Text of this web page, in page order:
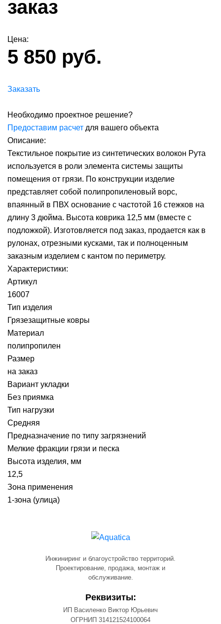
заказ
Цена:
5 850 руб.
Заказать
Необходимо проектное решение?
Предоставим расчет для вашего объекта
Описание:
Текстильное покрытие из синтетических волокон Рута
используется в роли элемента системы защиты
помещения от грязи. По конструкции изделие
представляет собой полипропиленовый ворс,
впаянный в ПВХ основание с частотой 16 стежков на
длину 3 дюйма. Высота коврика 12,5 мм (вместе с
подложкой). Изготовляется под заказ, продается как в
рулонах, отрезными кусками, так и полноценным
заказным изделием с кантом по периметру.
Характеристики:
Артикул
16007
Тип изделия
Грязезащитные ковры
Материал
полипропилен
Размер
на заказ
Вариант укладки
Без приямка
Тип нагрузки
Средняя
Предназначение по типу загрязнений
Мелкие фракции грязи и песка
Высота изделия, мм
12,5
Зона применения
1-зона (улица)
Инжиниринг и благоустройство территорий.
Проектирование, продажа, монтаж и
обслуживание.
Реквизиты:
ИП Василенко Виктор Юрьевич
ОГРНИП 314121524100064